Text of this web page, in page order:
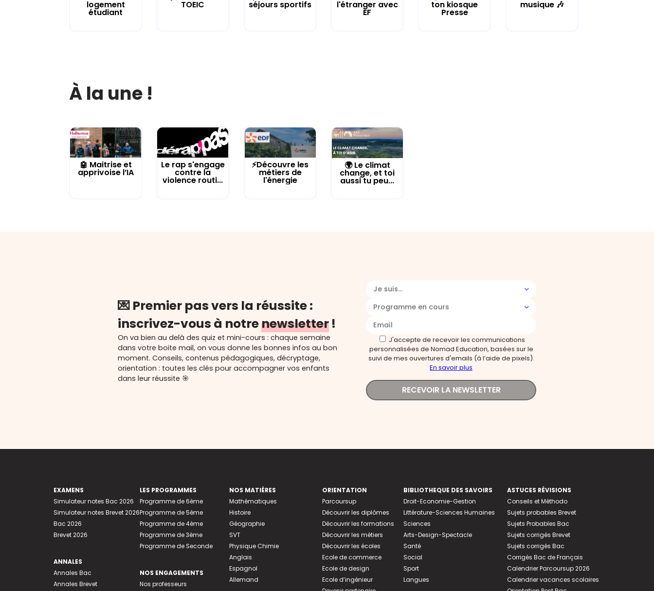
logement
étudiant
TOEIC séjours sportifs l'étranger avec
EF
ton kiosque
Presse
musique 🎶
À la une !
🤖 Maitrise et
apprivoise l’IA
Le rap s'engage
contre la
violence routi...
⚡Découvre les
métiers de
l'énergie
🌍 Le climat
change, et toi
aussi tu peu...
💌 Premier pas vers la réussite :
inscrivez-vous à notrenewsletter !
On va bien au delà des quiz et mini-cours : chaque semaine
dans votre boite mail, on vous donne les bonnes infos au bon
moment. Conseils, contenus pédagogiques, décryptage,
orientation : toutes les clés pour accompagner vos enfants
dans leur réussite 🎯
Je suis...
Programme en cours
J'accepte de recevoir les communications
personnalisées de Nomad Education, basées sur le
suivi de mes ouvertures d'emails (à l’aide de pixels).
En savoir plus
RECEVOIR LA NEWSLETTER
EXAMENS
Simulateur notes Bac 2026
Simulateur notes Brevet 2026
Bac 2026
Brevet 2026
ANNALES
Annales Bac
Annales Brevet
LES PROGRAMMES
Programme de 6ème
Programme de 5ème
Programme de 4ème
Programme de 3ème
Programme de Seconde
NOS ENGAGEMENTS
Nos professeurs
NOS MATIÈRES
Mathématiques
Histoire
Géographie
SVT
Physique Chimie
Anglais
Espagnol
Allemand
ORIENTATION
Parcoursup
Découvrir les diplômes
Découvrir les formations
Découvrir les métiers
Découvrir les écoles
Ecole de commerce
Ecole de design
Ecole d’ingénieur
BIBLIOTHEQUE DES SAVOIRS
Droit-Economie-Gestion
Littérature-Sciences Humaines
Sciences
Arts-Design-Spectacle
Santé
Social
Sport
Langues
ASTUCES RÉVISIONS
Conseils et Méthodo
Sujets probables Brevet
Sujets Probables Bac
Sujets corrigés Brevet
Sujets corrigés Bac
Corrigés Bac de Français
Calendrier Parcoursup 2026
Calendrier vacances scolaires